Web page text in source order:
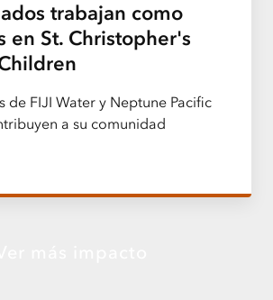
trabajan como
en St. Christopher's
de FIJI Water y Neptune Pacific
a su comunidad